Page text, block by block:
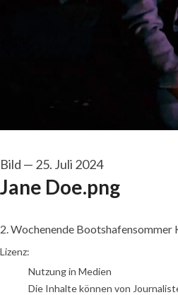
Bild — 25. Juli 2024
Jane Doe.png
2. Wochenende Bootshafensommer
siehe Dateiname
Lizenz:
Nutzung in Medien
Die Inhalte können von